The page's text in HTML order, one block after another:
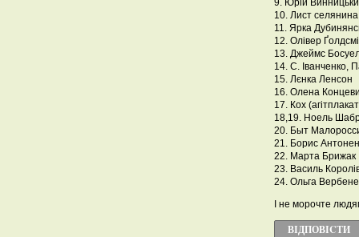
9. Юрій
10. Лист
11. Ярка
12. Олівер
13. Джеймс
14. С. Іванченко,
15. Лєнка Ленсон
16. Олена
17. Кох
18,19. Ноель
20. Быт
21. Борис
22. Марта Брижак
23. Василь
24. Ольга
І не морочте
ВІДПОВІCТИ